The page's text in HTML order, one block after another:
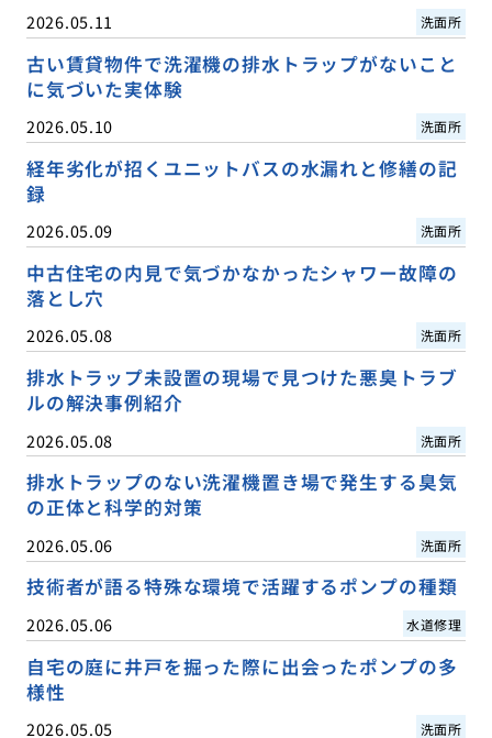
2026.05.11 洗面所
古い賃貸物件で洗濯機の排水トラップがないこと
に気づいた実体験
2026.05.10 洗面所
経年劣化が招くユニットバスの水漏れと修繕の記
録
2026.05.09 洗面所
中古住宅の内見で気づかなかったシャワー故障の
落とし穴
2026.05.08 洗面所
排水トラップ未設置の現場で見つけた悪臭トラブ
ルの解決事例紹介
2026.05.08 洗面所
排水トラップのない洗濯機置き場で発生する臭気
の正体と科学的対策
2026.05.06 洗面所
技術者が語る特殊な環境で活躍するポンプの種類
2026.05.06 水道修理
自宅の庭に井戸を掘った際に出会ったポンプの多
様性
2026.05.05 洗面所